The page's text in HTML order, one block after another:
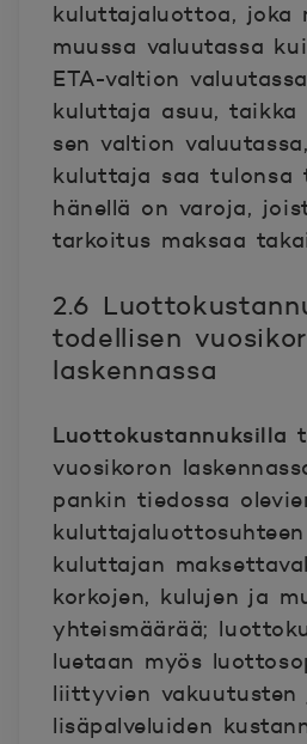
kuluttajaluottoa, joka
muussa valuutassa
ETA-valtion
kuluttaja asuu, taikka
sen valtion
kuluttaja saa tulonsa
hänellä on varoja,
tarkoitus maksaa
2.6
todellisen
laskennassa
Luottokustannuksilla
vuosikoron
pankin tiedossa
kuluttajan
korkojen, kulujen ja
yhteismäärää;
luetaan myös
liittyvien vakuutusten
lisäpalveluiden